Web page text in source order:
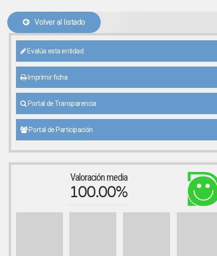
Volver al listado
Evalúa esta entidad
Imprimir ficha
Portal de Transparencia
Portal de Participación
Valoración media
100.00%